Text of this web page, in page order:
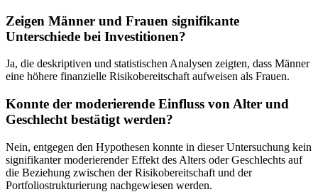
Zeigen Männer und Frauen signifikante
Unterschiede bei Investitionen?
Ja, die deskriptiven und statistischen Analysen zeigten, dass Männer
eine höhere finanzielle Risikobereitschaft aufweisen als Frauen.
Konnte der moderierende Einfluss von Alter und
Geschlecht bestätigt werden?
Nein, entgegen den Hypothesen konnte in dieser Untersuchung kein
signifikanter moderierender Effekt des Alters oder Geschlechts auf
die Beziehung zwischen der Risikobereitschaft und der
Portfoliostrukturierung nachgewiesen werden.